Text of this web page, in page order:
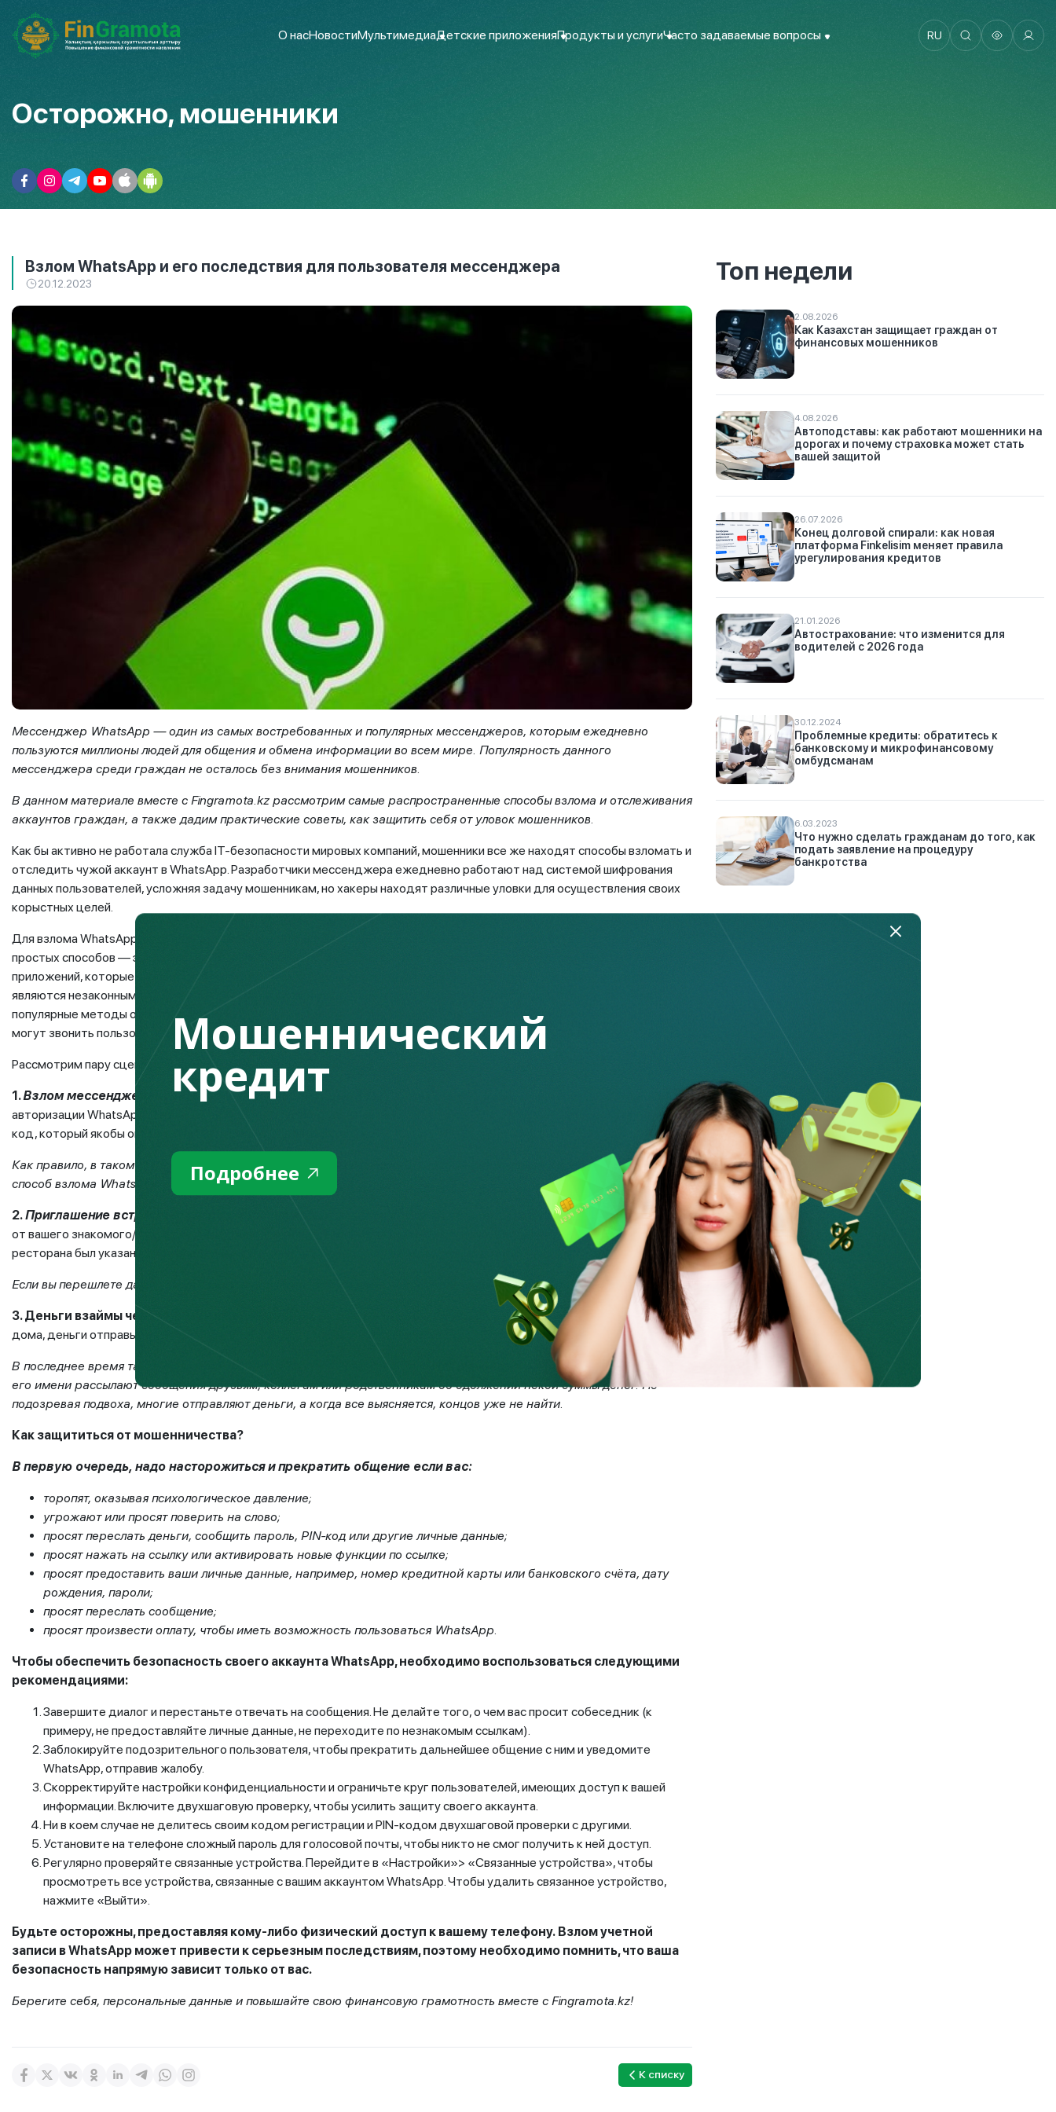
О насНовостиМультимедиаДетские приложенияПродукты и услугиЧасто задаваемые вопросы RU
Осторожно, мошенники
Взлом WhatsApp и его последствия для пользователя мессенджера
20.12.2023
Мессенджер WhatsApp — один из самых востребованных и популярных мессенджеров, которым ежедневно
пользуются миллионы людей для общения и обмена информации во всем мире. Популярность данного
мессенджера среди граждан не осталось без внимания мошенников.
В данном материале вместе с Fingramota.kz рассмотрим самые распространенные способы взлома и отслеживания
аккаунтов граждан, а также дадим практические советы, как защитить себя от уловок мошенников.
Как бы активно не работала служба IT-безопасности мировых компаний, мошенники все же находят способы взломать и
отследить чужой аккаунт в WhatsApp. Разработчики мессенджера ежедневно работают над системой шифрования
данных пользователей, усложняя задачу мошенникам, но хакеры находят различные уловки для осуществления своих
корыстных целей.
Для взлома WhatsApp аккаунта на телефоне человека, безусловно, необходим доступ к устройству. Один из самых
простых способов — это установить шпионское приложение на телефон. На сегодня существует множество таких
приложений, которые позволяют отслеживать и контролировать его активность на устройстве. Такие приложения
являются незаконными и блокируются во многих странах. К примеру, злоумышленники активно используют такие
популярные методы обмана граждан как фишинг или вишинг. Для получения необходимой информации мошенники
могут звонить пользователям, либо отправлять ссылки.
Рассмотрим пару сценариев, как взламывают WhatsApр посредством одноразового кода.
1.Взлом мессенджера WhatsApр через одноразовый код.
На ваш телефон мошенники отправляют SMS с кодом
авторизации WhatsApр. Далее через мессенджер поступает сообщение от знакомого с просьбой переслать данный
код, который якобы он случайно ввел при входе в свой аккаунт.
Как правило, в таком случае пишут через аккаунт вашего знакомого, который уже взломан. Но это не единственный
способ взлома WhatsApp.
2.Приглашение встретиться через мессенджер WhatsApр.
Мошенник посредством WhatsApp направляет якобы
от вашего знакомого/друга приглашение встретиться. Далее злоумышленник пишет, что при бронировании кафе/
ресторана был указан номер владельца телефона и просит переслать ему данный код.
Если вы перешлете данный код, то автоматически предоставите доступ к вашему аккаунту злоумышленникам.
3. Деньги взаймы через мессенджер WhatsApр.
«Привет, можешь одолжить N…сумму денег. Карточку оставил
дома, деньги отправь на номер супруги/друга +7………… Вечером верну».
В последнее время такие сообщения приняли массовый характер, хакеры взламывают WhatsApp
пользователя и от
его имени рассылают сообщения друзьям, коллегам или родственникам об одолжении некой суммы денег. Не
подозревая подвоха, многие отправляют деньги, а когда все выясняется, концов уже не найти.
Как защититься от мошенничества?
В первую очередь, надо насторожиться и прекратить общение если вас:
торопят, оказывая психологическое давление;
угрожают или просят поверить на слово;
просят переслать деньги, сообщить пароль, PIN-код или другие личные данные;
просят нажать на ссылку или активировать новые функции по ссылке;
просят предоставить ваши личные данные, например, номер кредитной карты или банковского счёта, дату
рождения, пароли;
просят переслать сообщение;
просят произвести оплату, чтобы иметь возможность пользоваться WhatsApp.
Чтобы обеспечить безопасность своего аккаунта WhatsApp, необходимо воспользоваться следующими
рекомендациями:
Завершите диалог и перестаньте отвечать на сообщения. Не делайте того, о чем вас просит собеседник (к
примеру, не предоставляйте личные данные, не переходите по незнакомым ссылкам).
Заблокируйте подозрительного пользователя, чтобы прекратить дальнейшее общение с ним и уведомите
WhatsApp, отправив жалобу.
Скорректируйте настройки конфиденциальности и ограничьте круг пользователей, имеющих доступ к вашей
информации. Включите двухшаговую проверку, чтобы усилить защиту своего аккаунта.
Ни в коем случае не делитесь своим кодом регистрации и PIN-кодом двухшаговой проверки с другими.
Установите на телефоне сложный пароль для голосовой почты, чтобы никто не смог получить к ней доступ.
Регулярно проверяйте связанные устройства. Перейдите в «Настройки»> «Связанные устройства», чтобы
просмотреть все устройства, связанные с вашим аккаунтом WhatsApp. Чтобы удалить связанное устройство,
нажмите «Выйти».
Будьте осторожны, предоставляя кому-либо физический доступ к вашему телефону. Взлом учетной
записи в WhatsApp может привести к серьезным последствиям, поэтому необходимо помнить, что ваша
безопасность напрямую зависит только от вас.
Берегите себя, персональные данные и повышайте свою финансовую грамотность вместе с Fingramota.kz!
К списку
Топ недели
2.08.2026
Как Казахстан защищает граждан от
финансовых мошенников
4.08.2026
Автоподставы: как работают мошенники на
дорогах и почему страховка может стать
вашей защитой
26.07.2026
Конец долговой спирали: как новая
платформа Finkelisim меняет правила
урегулирования кредитов
21.01.2026
Автострахование: что изменится для
водителей с 2026 года
30.12.2024
Проблемные кредиты: обратитесь к
банковскому и микрофинансовому
омбудсманам
6.03.2023
Что нужно сделать гражданам до того, как
подать заявление на процедуру
банкротства
Мошеннический
кредит
Подробнее